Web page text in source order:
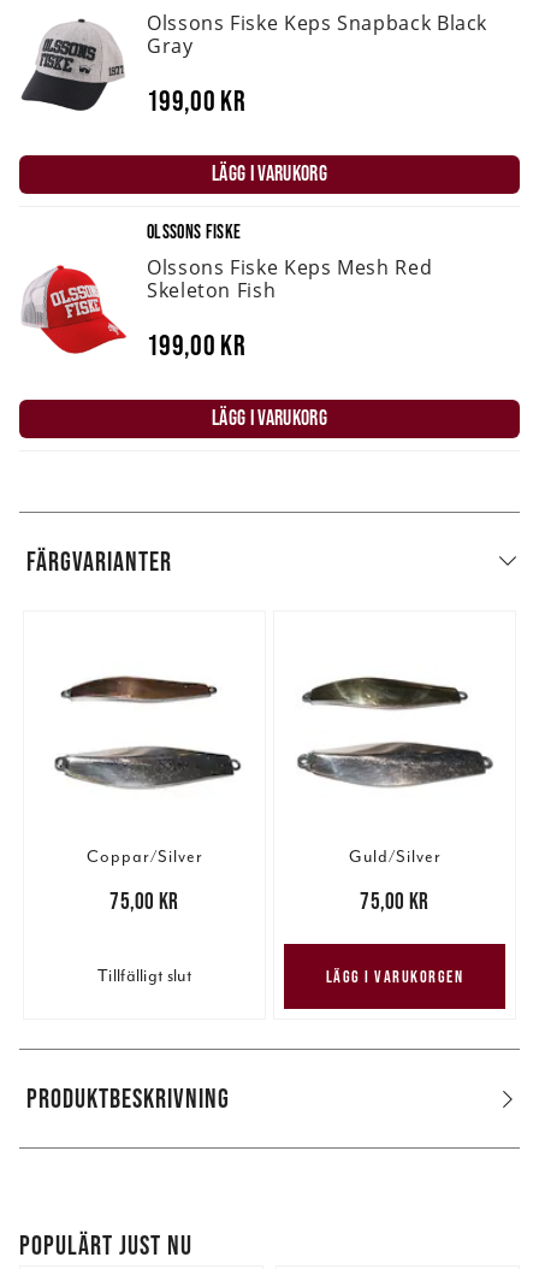
Olssons Fiske Keps Snapback Black
Gray
199,00 kr
LÄGG I VARUKORG
OLSSONS FISKE
Olssons Fiske Keps Mesh Red
Skeleton Fish
199,00 kr
LÄGG I VARUKORG
FÄRGVARIANTER
Coppar/Silver
75,00 kr
75,00 kr
Tillfälligt slut
Guld/Silver
75,00 kr
75,00 kr
LÄGG I VARUKORGEN
PRODUKTBESKRIVNING
POPULÄRT JUST NU